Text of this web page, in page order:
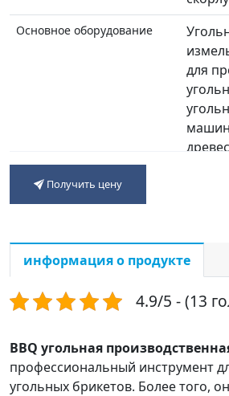
Основное оборудование
для
ГарантияПолучить цену
информация о продукте
4.9/5 - (13
BBQ угольная
профессиональный инструмент
угольных брикетов. Более того,